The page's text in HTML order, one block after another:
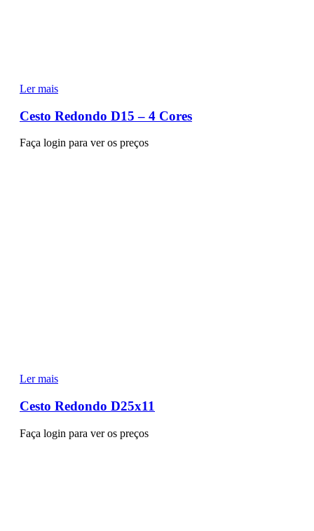
Ler mais
Cesto Redondo D15 – 4 Cores
Faça login para ver os preços
Ler mais
Cesto Redondo D25x11
Faça login para ver os preços